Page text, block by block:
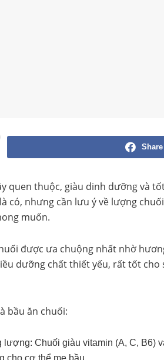
quen thuộc, giàu dinh dưỡng và
có, nhưng cần lưu ý về lượng
muốn.
được ưa chuộng nhất nhờ
dưỡng chất thiết yếu, rất tốt cho
bầu ăn chuối:
lượng: Chuối giàu vitamin (A, C, B6)
cho cơ thể mẹ bầu.